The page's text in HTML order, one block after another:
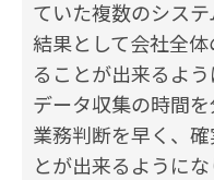
ていた複数のシス
結果として会社全
ることが出来るよう
データ収集の時間
業務判断を早く、
とが出来るようにな